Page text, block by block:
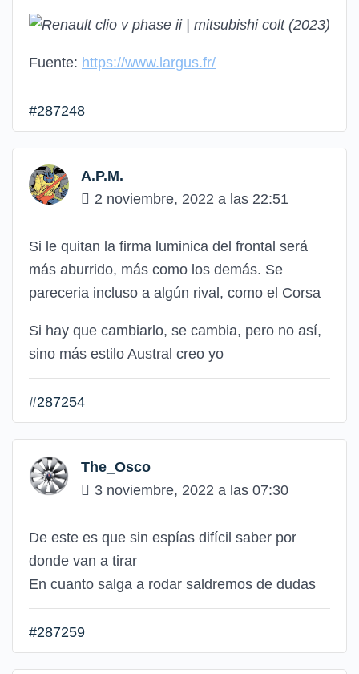
Fuente: https://www.largus.fr/
#287248
A.P.M.
2 noviembre, 2022 a las 22:51
Si le quitan la firma luminica del frontal será
más aburrido, más como los demás. Se
pareceria incluso a algún rival, como el Corsa
Si hay que cambiarlo, se cambia, pero no así,
sino más estilo Austral creo yo
#287254
The_Osco
3 noviembre, 2022 a las 07:30
De este es que sin espías difícil saber por
donde van a tirar
En cuanto salga a rodar saldremos de dudas
#287259